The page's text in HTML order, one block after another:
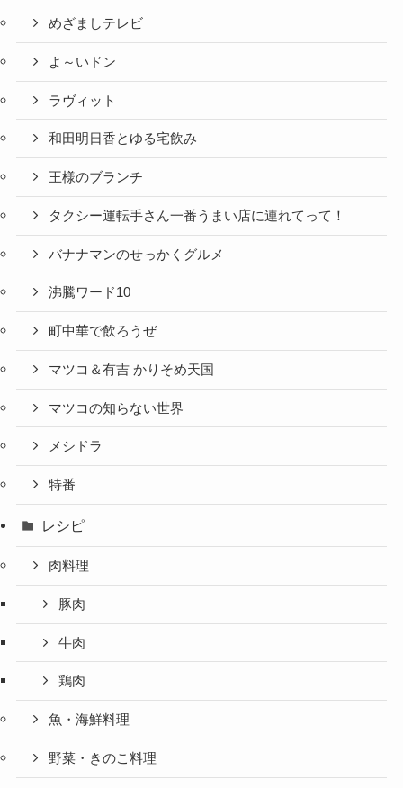
めざましテレビ
よ～いドン
ラヴィット
和田明日香とゆる宅飲み
王様のブランチ
タクシー運転手さん一番うまい店に連れてって！
バナナマンのせっかくグルメ
沸騰ワード10
町中華で飲ろうぜ
マツコ＆有吉 かりそめ天国
マツコの知らない世界
メシドラ
特番
レシピ
肉料理
豚肉
牛肉
鶏肉
魚・海鮮料理
野菜・きのこ料理